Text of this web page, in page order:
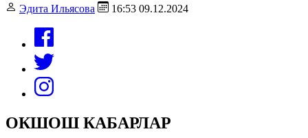
Эдита Ильясова 16:53 09.12.2024
ОКШОШ КАБАРЛАР